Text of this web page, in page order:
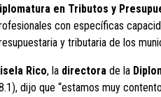
en Tributos y
con específicas
y tributaria de los
Rico, la directora de la
dijo que “estamos muy